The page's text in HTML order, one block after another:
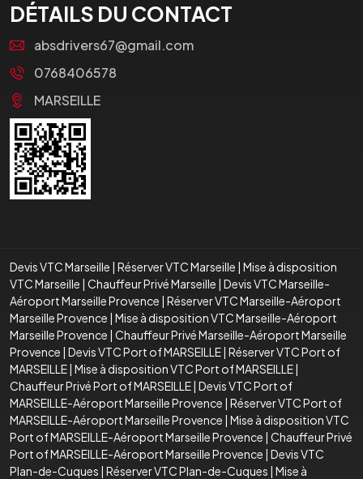
DÉTAILS DU CONTACT
absdrivers67@gmail.com
0768406578
MARSEILLE
Devis VTC Marseille | Réserver VTC Marseille | Mise à disposition
VTC Marseille | Chauffeur Privé Marseille | Devis VTC Marseille-
Aéroport Marseille Provence | Réserver VTC Marseille-Aéroport
Marseille Provence | Mise à disposition VTC Marseille-Aéroport
Marseille Provence | Chauffeur Privé Marseille-Aéroport Marseille
Provence | Devis VTC Port of MARSEILLE| Réserver VTC Port of
MARSEILLE| Mise à disposition VTC Port of MARSEILLE|
Chauffeur Privé Port of MARSEILLE| Devis VTC Port of
MARSEILLE-Aéroport Marseille Provence | Réserver VTC Port of
MARSEILLE-Aéroport Marseille Provence | Mise à disposition VTC
Port of MARSEILLE-Aéroport Marseille Provence | Chauffeur Privé
Port of MARSEILLE-Aéroport Marseille Provence | Devis VTC
Plan-de-Cuques | Réserver VTC Plan-de-Cuques | Mise à